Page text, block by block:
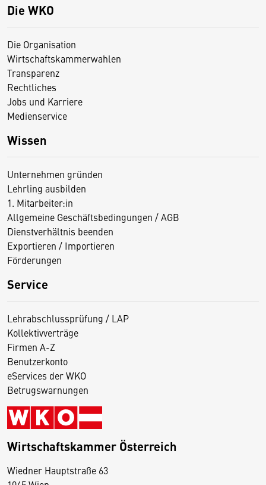
Die WKO
Die Organisation
Wirtschaftskammerwahlen
Transparenz
Rechtliches
Jobs und Karriere
Medienservice
Wissen
Unternehmen gründen
Lehrling ausbilden
1. Mitarbeiter:in
Allgemeine Geschäftsbedingungen / AGB
Dienstverhältnis beenden
Exportieren / Importieren
Förderungen
Service
Lehrabschlussprüfung / LAP
Kollektivverträge
Firmen A-Z
Benutzerkonto
eServices der WKO
Betrugswarnungen
Wirtschaftskammer Österreich
Wiedner Hauptstraße 63
D